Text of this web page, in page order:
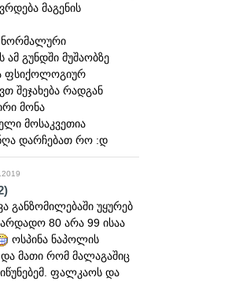
მაგენის
ნორმალური
გუნდში მუშაობზე
ფსიქოლოგიურ
შეჯახება რადგან
მონა
მოსაკვეთია
დარჩებათ რო :დ
განზომილებაში უყურებ
80 არა 99 ისაა
ოსპინა ნაპოლის
მათი რომ მალაგაშიც
ფალკაოს და